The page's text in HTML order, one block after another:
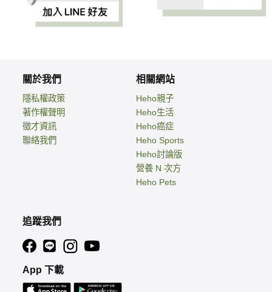
關於我們
隱私權政策
著作權聲明
徵才資訊
聯絡我們
相關網站
Heho親子
Heho生活
Heho癌症
Heho Sports
Heho討論版
營養 N 次方
Heho Pets
追蹤我們
App 下載